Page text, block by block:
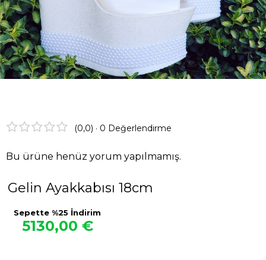
(0,0) · 0 Değerlendirme
Bu ürüne henüz yorum yapılmamış.
Gelin Ayakkabısı 18cm
Sepette %25 İndirim
5130,00 €
Görüşleri
Instagram
Facebook